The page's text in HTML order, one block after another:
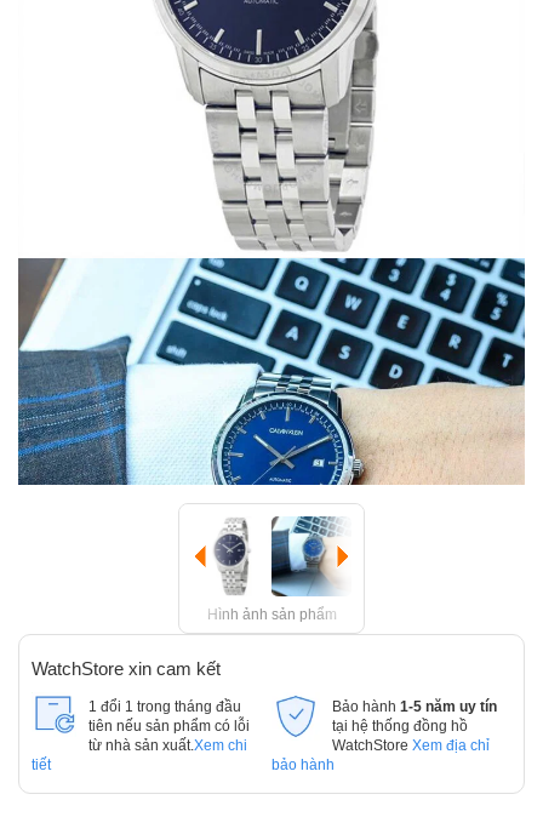
Hình ảnh sản phẩm
WatchStore xin cam kết
1 đổi 1 trong tháng đầu
tiên nếu sản phẩm có lỗi
từ nhà sản xuất. Xem chi
tiết
Bảo hành 1-5 năm uy tín
tại hệ thống đồng hồ
WatchStore Xem địa chỉ
bảo hành